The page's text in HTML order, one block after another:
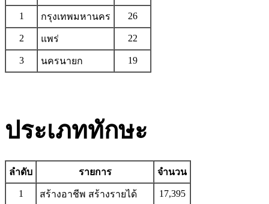
1 กรุงเทพมหานคร 26
2 แพร่ 22
3 นครนายก 19
ประเภททักษะ
ลำดับ รายการ จำนวน
1 สร้างอาชีพ สร้างรายได้ 17,395